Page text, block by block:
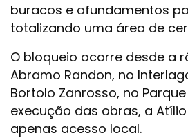
buracos e afundamentos
totalizando uma área de
O bloqueio ocorre desde a
Abramo Randon, no
Bortolo Zanrosso, no
execução das obras, a
apenas acesso local.